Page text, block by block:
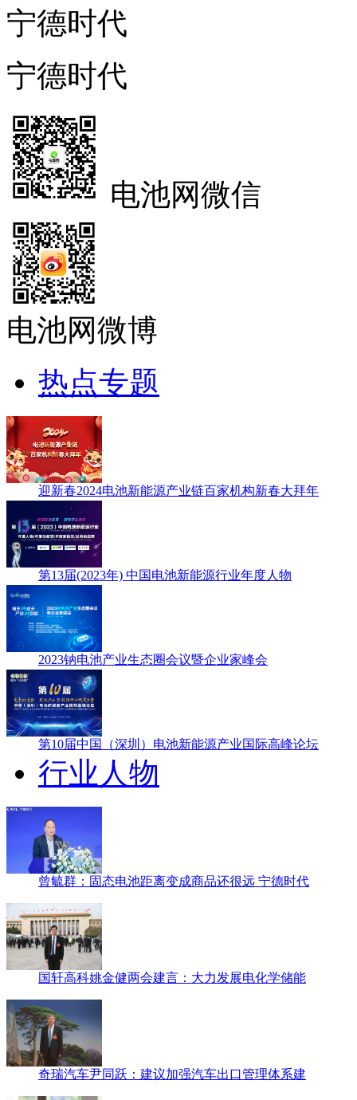
宁德时代
宁德时代
电池网微信
电池网微博
热点专题
迎新春2024电池新能源产业链百家机构新春大拜年
第13届(2023年) 中国电池新能源行业年度人物
2023钠电池产业生态圈会议暨企业家峰会
第10届中国（深圳）电池新能源产业国际高峰论坛
行业人物
曾毓群：固态电池距离变成商品还很远 宁德时代
国轩高科姚金健两会建言：大力发展电化学储能
奇瑞汽车尹同跃：建议加强汽车出口管理体系建